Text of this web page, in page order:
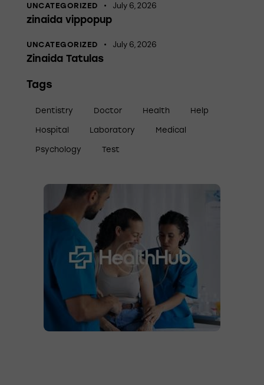
UNCATEGORIZED July 6, 2026
zinaida vippopup
UNCATEGORIZED July 6, 2026
Zinaida Tatulas
Tags
Dentistry Doctor Health Help
Hospital Laboratory Medical
Psychology Test